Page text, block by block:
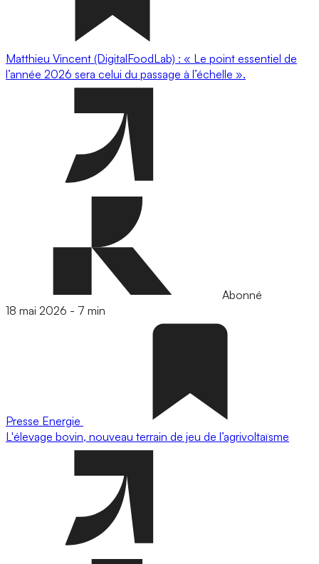
Matthieu Vincent (DigitalFoodLab) : « Le point essentiel de
l’année 2026 sera celui du passage à l’échelle ».
Abonné
18 mai 2026 - 7 min
Presse Energie
L'élevage bovin, nouveau terrain de jeu de l’agrivoltaïsme